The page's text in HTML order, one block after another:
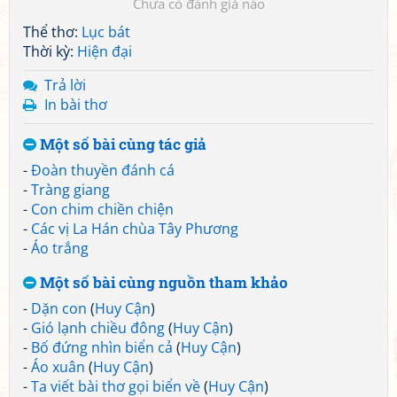
Chưa có đánh giá nào
Thể thơ: Lục bát
Thời kỳ: Hiện đại
Trả lời
In bài thơ
Một số bài cùng tác giả
-Đoàn thuyền đánh cá
-Tràng giang
- Con chim chiền chiện
- Các vị La Hán chùa Tây Phương
-Áo trắng
Một số bài cùng nguồn tham khảo
- Dặn con (Huy Cận)
- Gió lạnh chiều đông(Huy Cận)
- Bố đứng nhìn biển cả (Huy Cận)
-Áo xuân (Huy Cận)
-Ta viết bài thơ gọi biển về(Huy Cận)